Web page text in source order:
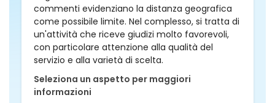
commenti evidenziano la distanza geografica
come possibile limite. Nel complesso, si tratta di
un'attività che riceve giudizi molto favorevoli,
con particolare attenzione alla qualità del
servizio e alla varietà di scelta.
Seleziona un aspetto per maggiori
informazioni